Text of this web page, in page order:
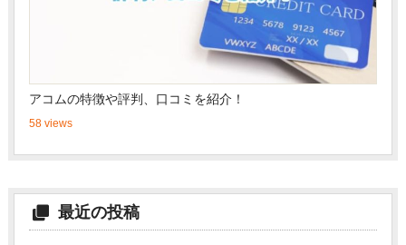
アコムの特徴や評判、口コミを紹介！
58 views
最近の投稿